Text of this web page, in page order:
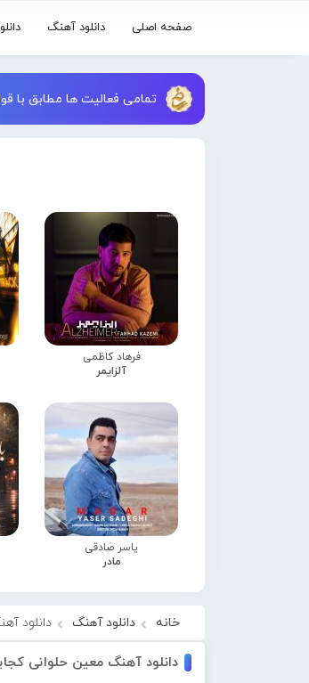
صفحه اصلی دانلود آهنگ
تمامی فعالیت ها مطابق با
فرهاد کاظمی
آلزایمر
یاسر صادقی
مادر
خانه دانلود آهنگ دانلود
دانلود آهنگ معین حلوانی